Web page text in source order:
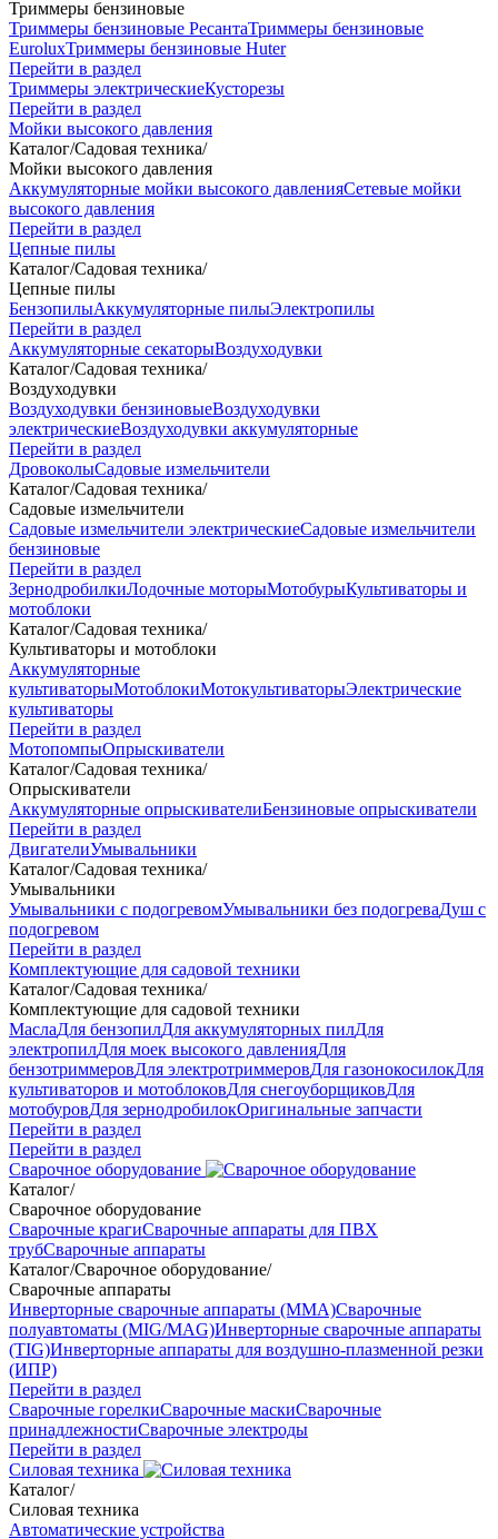
Триммеры бензиновые
Триммеры бензиновые РесантаТриммеры бензиновые
EuroluxТриммеры бензиновые Huter
Перейти в раздел
Триммеры электрическиеКусторезы
Перейти в раздел
Мойки высокого давления
Каталог/Садовая техника/
Мойки высокого давления
Аккумуляторные мойки высокого давленияСетевые мойки
высокого давления
Перейти в раздел
Цепные пилы
Каталог/Садовая техника/
Цепные пилы
БензопилыАккумуляторные пилыЭлектропилы
Перейти в раздел
Аккумуляторные секаторыВоздуходувки
Каталог/Садовая техника/
Воздуходувки
Воздуходувки бензиновыеВоздуходувки
электрическиеВоздуходувки аккумуляторные
Перейти в раздел
ДровоколыСадовые измельчители
Каталог/Садовая техника/
Садовые измельчители
Садовые измельчители электрическиеСадовые измельчители
бензиновые
Перейти в раздел
ЗернодробилкиЛодочные моторыМотобурыКультиваторы и
мотоблоки
Каталог/Садовая техника/
Культиваторы и мотоблоки
Аккумуляторные
культиваторыМотоблокиМотокультиваторыЭлектрические
культиваторы
Перейти в раздел
МотопомпыОпрыскиватели
Каталог/Садовая техника/
Опрыскиватели
Аккумуляторные опрыскивателиБензиновые опрыскиватели
Перейти в раздел
ДвигателиУмывальники
Каталог/Садовая техника/
Умывальники
Умывальники с подогревомУмывальники без подогреваДуш с
подогревом
Перейти в раздел
Комплектующие для садовой техники
Каталог/Садовая техника/
Комплектующие для садовой техники
МаслаДля бензопилДля аккумуляторных пилДля
электропилДля моек высокого давленияДля
бензотриммеровДля электротриммеровДля газонокосилокДля
культиваторов и мотоблоковДля снегоуборщиковДля
мотобуровДля зернодробилокОригинальные запчасти
Перейти в раздел
Перейти в раздел
Сварочное оборудование
Каталог/
Сварочное оборудование
Сварочные крагиСварочные аппараты для ПВХ
трубСварочные аппараты
Каталог/Сварочное оборудование/
Сварочные аппараты
Инверторные сварочные аппараты (ММА)Сварочные
полуавтоматы (MIG/MAG)Инверторные сварочные аппараты
(TIG)Инверторные аппараты для воздушно-плазменной резки
(ИПР)
Перейти в раздел
Сварочные горелкиСварочные маскиСварочные
принадлежностиСварочные электроды
Перейти в раздел
Силовая техника
Каталог/
Силовая техника
Автоматические устройства